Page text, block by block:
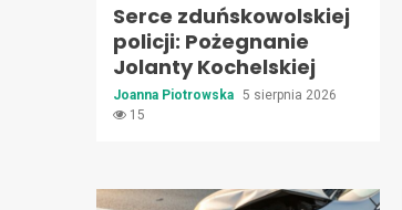
Serce zduńskowolskiej
policji: Pożegnanie
Jolanty Kochelskiej
Joanna Piotrowska 5 sierpnia 2026
15